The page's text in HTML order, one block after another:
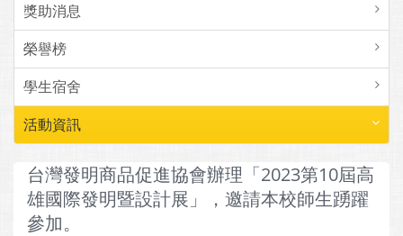
獎助消息
榮譽榜
學生宿舍
活動資訊
台灣發明商品促進協會辦理「2023第10屆高
雄國際發明暨設計展」，邀請本校師生踴躍
參加。